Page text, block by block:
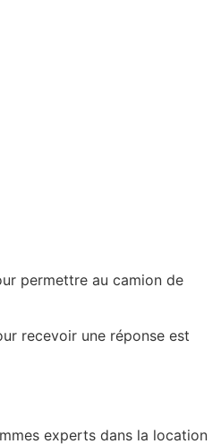
permettre au camion de
recevoir une réponse est
experts dans la location